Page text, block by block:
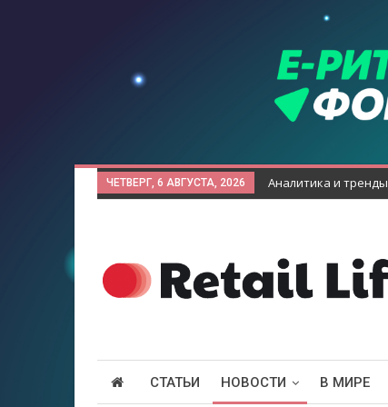
ЧЕТВЕРГ, 6 АВГУСТА, 2026 Аналитика и тренды
СТАТЬИ НОВОСТИ В МИРЕ